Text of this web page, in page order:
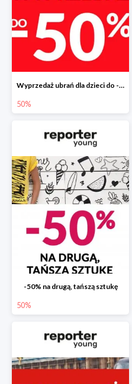
Wyprzedaż ubrań dla dzieci do -50%
50%
-50% na drugą, tańszą sztukę
50%